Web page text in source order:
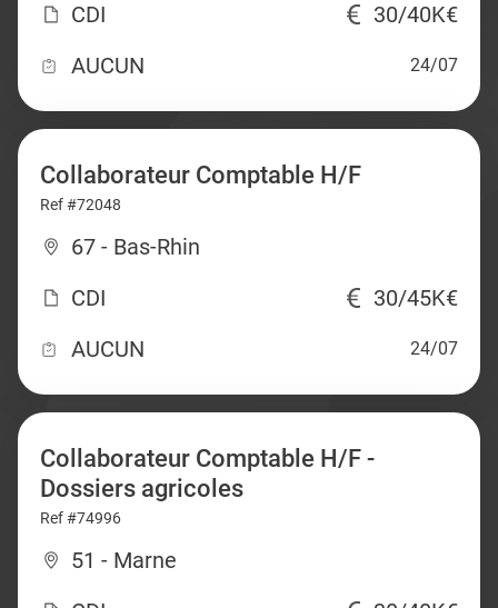
CDI
30/40K€
AUCUN
24/07
Collaborateur Comptable H/F
Ref #72048
67 - Bas-Rhin
CDI
30/45K€
AUCUN
24/07
Collaborateur Comptable H/F -
Dossiers agricoles
Ref #74996
51 - Marne